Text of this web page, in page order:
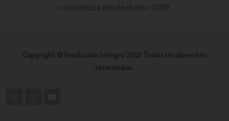
Copyright © Fundación Integra 2021 Todos los derechos
reservados.